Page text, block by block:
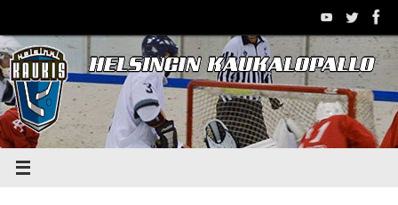
content